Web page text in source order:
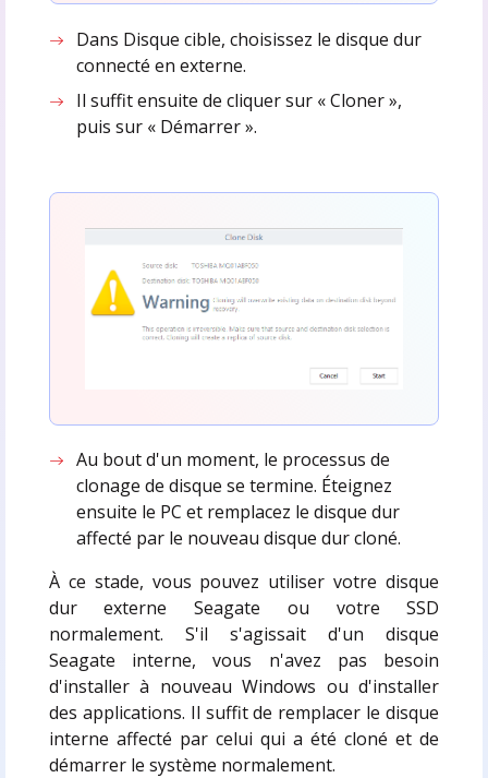
Dans Disque cible, choisissez le disque dur
connecté en externe.
Il suffit ensuite de cliquer sur « Cloner »,
puis sur « Démarrer ».
Au bout d'un moment, le processus de
clonage de disque se termine. Éteignez
ensuite le PC et remplacez le disque dur
affecté par le nouveau disque dur cloné.
À ce stade, vous pouvez utiliser votre disque
dur externe Seagate ou votre SSD
normalement. S'il s'agissait d'un disque
Seagate interne, vous n'avez pas besoin
d'installer à nouveau Windows ou d'installer
des applications. Il suffit de remplacer le disque
interne affecté par celui qui a été cloné et de
démarrer le système normalement.